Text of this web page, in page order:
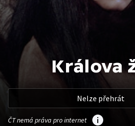
Králova
Nelze přehrát
ČT nemá práva pro internet